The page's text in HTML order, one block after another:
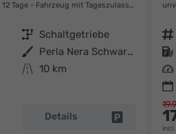
12 Tage Fahrzeug mit Tageszulassung
Getriebe Schaltgetriebe
Außenfarbe
Perla Nera Schwarz Metallic / Da
Kilometerstand 10 km
Details Fahrzeug
Fahrzeugnr.
Kraftstoff
Leistung